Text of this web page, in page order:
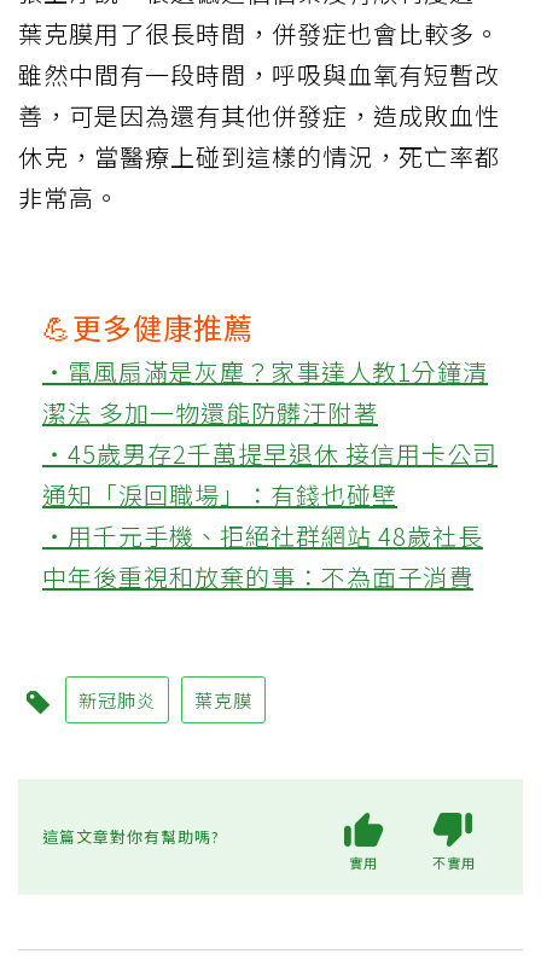
葉克膜用了很長時間，併發症也會比較多。
雖然中間有一段時間，呼吸與血氧有短暫改
善，可是因為還有其他併發症，造成敗血性
休克，當醫療上碰到這樣的情況，死亡率都
非常高。
💪更多健康推薦
‧電風扇滿是灰塵？家事達人教1分鐘清
潔法 多加一物還能防髒汙附著
‧45歲男存2千萬提早退休 接信用卡公司
通知「淚回職場」：有錢也碰壁
‧用千元手機、拒絕社群網站 48歲社長
中年後重視和放棄的事：不為面子消費
新冠肺炎 葉克膜
這篇文章對你有幫助嗎?
實用 不實用